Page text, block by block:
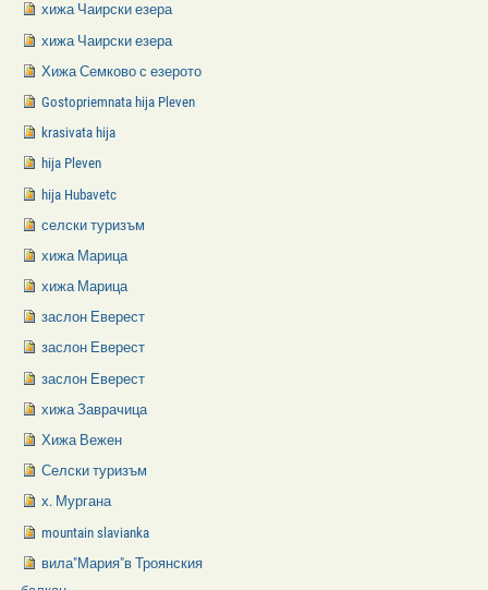
хижа Чаирски езера
хижа Чаирски езера
Хижа Семково с езерото
Gostopriemnata hija Pleven
krasivata hija
hija Pleven
hija Hubavetc
селски туризъм
хижа Марица
хижа Марица
заслон Еверест
заслон Еверест
заслон Еверест
хижа Заврачица
Хижа Вежен
Селски туризъм
х. Мургана
mountain slavianka
вила"Мария"в Троянския